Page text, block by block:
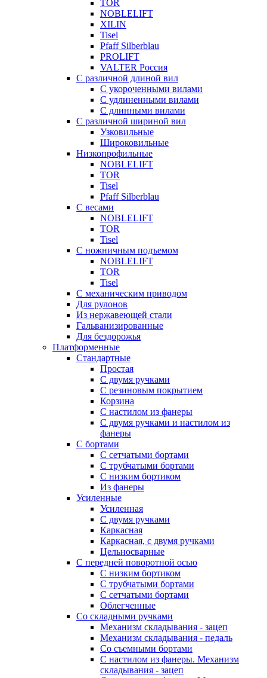
TOR
NOBLELIFT
XILIN
Tisel
Pfaff Silberblau
PROLIFT
VALTER Россия
С различной длиной вил
С укороченными вилами
С удлиненными вилами
С длинными вилами
С различной шириной вил
Узковильные
Широковильные
Низкопрофильные
NOBLELIFT
TOR
Tisel
Pfaff Silberblau
С весами
NOBLELIFT
TOR
Tisel
С ножничным подъемом
NOBLELIFT
TOR
Tisel
С механическим приводом
Для рулонов
Из нержавеющей стали
Гальванизированные
Для бездорожья
Платформенные
Стандартные
Простая
С двумя ручками
С резиновым покрытием
Корзина
С настилом из фанеры
С двумя ручками и настилом из
фанеры
С бортами
С сетчатыми бортами
С трубчатыми бортами
С низким бортиком
Из фанеры
Усиленные
Усиленная
С двумя ручками
Каркасная
Каркасная, с двумя ручками
Цельносварные
С передней поворотной осью
С низким бортиком
С трубчатыми бортами
С сетчатыми бортами
Облегченные
Со складными ручками
Механизм складывания - зацеп
Механизм складывания - педаль
Cо съемными бортами
С настилом из фанеры. Механизм
складывания - зацеп